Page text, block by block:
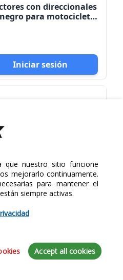
con direccionales
para motocicleta
Iniciar sesión
que nuestro sitio funcione
mejorarlo continuamente.
para mantener el
siempre activas.
Accept all cookies